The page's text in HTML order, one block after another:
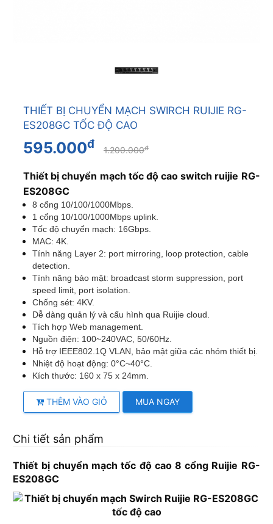
THIẾT BỊ CHUYỂN MẠCH SWIRCH RUIJIE RG-
ES208GC TỐC ĐỘ CAO
595.000đ 1.200.000đ
Thiết bị chuyển mạch tốc độ cao switch ruijie RG-
ES208GC
8 cổng 10/100/1000Mbps.
1 cổng 10/100/1000Mbps uplink.
Tốc độ chuyển mạch: 16Gbps.
MAC: 4K.
Tính năng Layer 2: port mirroring, loop protection, cable
detection.
Tính năng bảo mật: broadcast storm suppression, port
speed limit, port isolation.
Chống sét: 4KV.
Dễ dàng quản lý và cấu hình qua Ruijie cloud.
Tích hợp Web management.
Nguồn điện: 100~240VAC, 50/60Hz.
Hỗ trợ IEEE802.1Q VLAN, bảo mật giữa các nhóm thiết bị.
Nhiệt độ hoạt động: 0°C~40°C.
Kích thước: 160 x 75 x 24mm.
THÊM VÀO GIỎ MUA NGAY
Chi tiết sản phẩm
Thiết bị chuyển mạch tốc độ cao 8 cổng Ruijie RG-
ES208GC